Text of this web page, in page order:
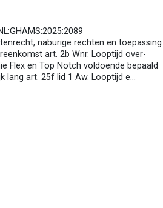
naburige rechten en toepassing
art. 2b Wnr. Looptijd over­
Flex en Top Notch voldoende bepaald
lang art. 25f lid 1 Aw. Looptijd e...